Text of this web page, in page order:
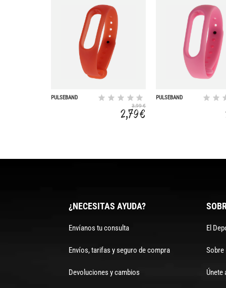
PULSEBAND
3,99 €
2,79 €
PULSEBAND
¿NECESITAS AYUDA?
Envíanos tu consulta
Envíos, tarifas y seguro de compra
Devoluciones y cambios
El
Únete